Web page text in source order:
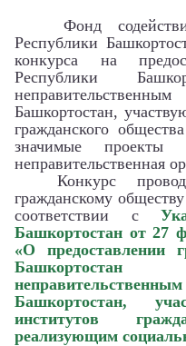
Фонд
Республики
конкурса на
Республики
Башкортостан,
гражданского
значимые проекты
неправительственная
Конкурс
гражданскому обществу
соответствии с
Башкортостан от 27
«О предоставлении
Башкортостан,
институтов
реализующим